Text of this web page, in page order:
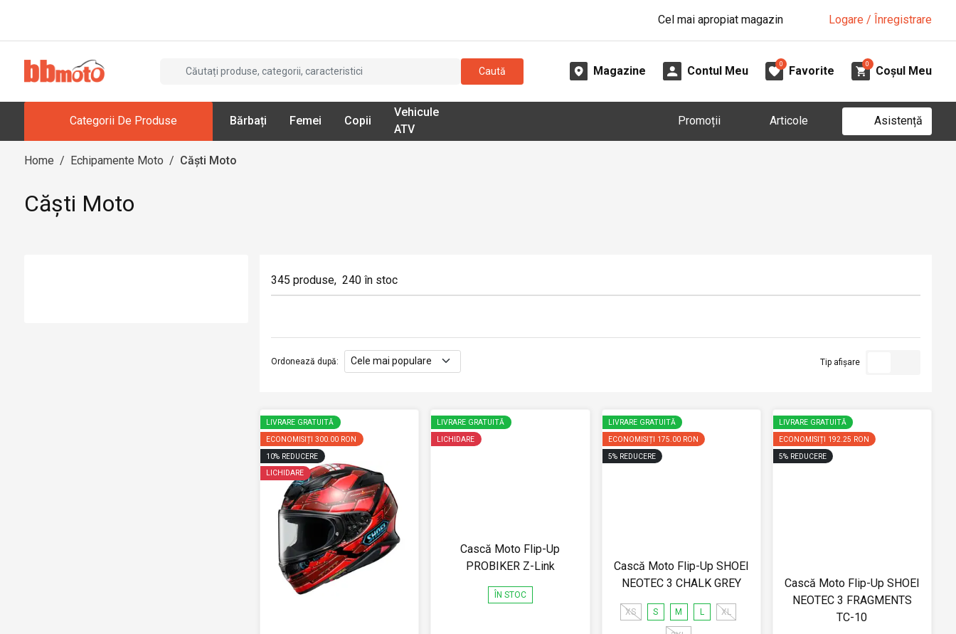
Cel mai apropiat magazin Logare / Înregistrare
Caută Magazine Contul Meu
0
Favorite
0
Coșul Meu
Categorii De Produse Bărbați Femei Copii
Vehicule
ATV
Promoții Articole Asistență
Home / Echipamente Moto / Căști Moto
Căști Moto
345 produse, 240 în stoc
Ordonează după: Tip afișare
LIVRARE GRATUITĂ
ECONOMISIȚI 300.00 RON
10% REDUCERE
LICHIDARE
LIVRARE GRATUITĂ
LICHIDARE
Cască Moto Flip-Up
PROBIKER Z-Link
ÎN STOC
LIVRARE GRATUITĂ
ECONOMISIȚI 175.00 RON
5% REDUCERE
Cască Moto Flip-Up SHOEI
NEOTEC 3 CHALK GREY
XS S M L XL
LIVRARE GRATUITĂ
ECONOMISIȚI 192.25 RON
5% REDUCERE
Cască Moto Flip-Up SHOEI
NEOTEC 3 FRAGMENTS
TC-10